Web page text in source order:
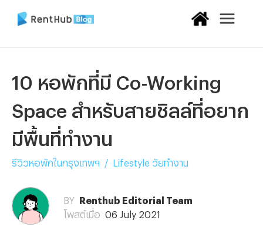
10 หอพักที่มี Co-Working
Space สำหรับสายชิลล์ที่อยาก
มีพื้นที่ทำงาน
รีวิวหอพักในกรุงเทพฯ / Lifestyle วัยทำงาน
BY
Renthub Editorial Team
โพสต์เมื่อ
06 July 2021